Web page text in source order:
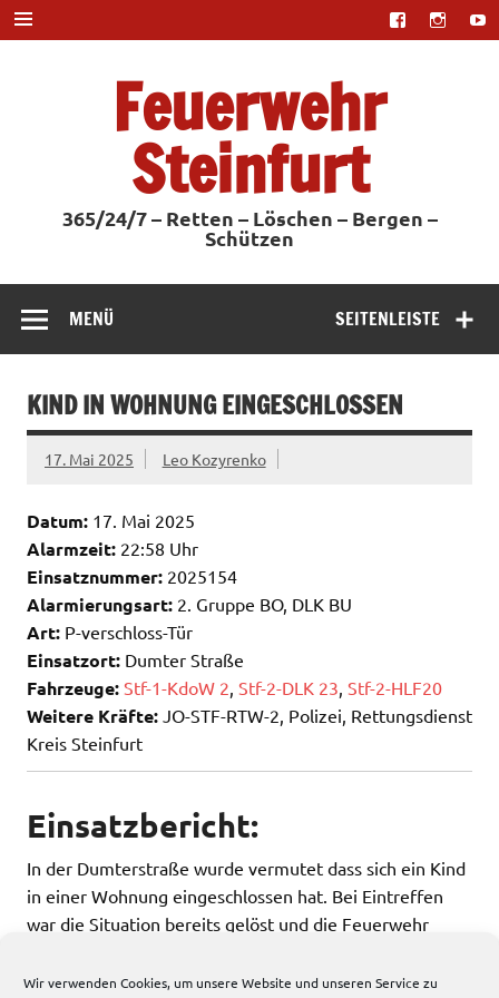
Wir verwenden Cookies, um unsere Website und unseren Service zu
Zum
Inhalt
springen
Feuerwehr
Steinfurt
365/24/7 – Retten – Löschen – Bergen –
Schützen
SEITENLEISTE
MENÜ
KIND IN WOHNUNG EINGESCHLOSSEN
17. Mai 2025 Leo Kozyrenko
Datum: 17. Mai 2025
Alarmzeit: 22:58 Uhr
Einsatznummer: 2025154
Alarmierungsart: 2. Gruppe BO, DLK BU
Art: P-verschloss-Tür
Einsatzort: Dumter Straße
Fahrzeuge: Stf-1-KdoW 2 Stf-2-DLK 23 Stf-2-HLF20
Weitere Kräfte: JO-STF-RTW-2, Polizei, Rettungsdienst
Kreis Steinfurt
Einsatzbericht:
In der Dumterstraße wurde vermutet dass sich ein Kind
in einer Wohnung eingeschlossen hat. Bei Eintreffen
war die Situation bereits gelöst und die Feuerwehr